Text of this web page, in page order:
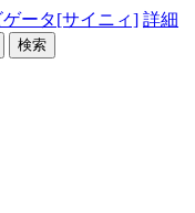
ータ[サイニィ] 詳細
検索